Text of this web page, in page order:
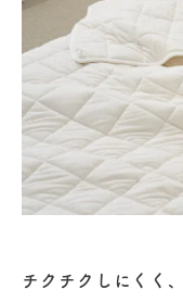
チクチクしにくく